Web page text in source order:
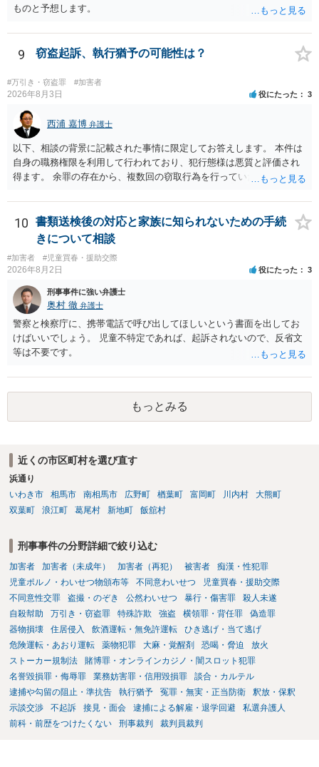
ものと予想します。
9 窃盗起訴、執行猶予の可能性は？
#万引き・窃盗罪 #加害者
2026年8月3日 役にたった 3
西浦 嘉博 弁護士
以下、相談の背景に記載された事情に限定してお答えします。 本件は
自身の職務権限を利用して行われており、犯行態様は悪質と評価され
得ます。 余罪の存在から、複数回の窃取行為を行っていたことも悪質
ると思われます。 他方、余罪を含めた全額を弁済していることは、被
害者の経済的損害の回復として有利に斟酌されます。 また、前科前歴
を有しないことも、規範意識が鈍磨しきっているとまでは言えず、有
利な点です。 その他、家族の監督等の情状証拠を適切に提出すること
で、私見ですが、執行猶予判決を視野に入れることが可能な事案と思
われます。 上記、一つの意見として参考ください。
10
書類送検後の対応と家族に知られないための手続
きについて相談
#加害者 #児童買春・援助交際
2026年8月2日 役にたった 3
刑事事件に強い弁護士
奥村 徹 弁護士
警察と検察庁に、携帯電話で呼び出してほしいという書面を出してお
けばいいでしょう。 児童不特定であれば、起訴されないので、反省文
等は不要です。
もっとみる
近くの市区町村を選び直す
浜通り
いわき市
相馬市 南相馬市 広野町 楢葉町 富岡町 川内村
大熊町
双葉町
浪江町 葛尾村 新地町 飯舘村
刑事事件の分野詳細で絞り込む
加害者 加害者（未成年） 加害者（再犯） 被害者
痴漢・性犯罪
児童ポルノ・わいせつ物頒布等
不同意わいせつ
児童買春・援助交際
不同意性交罪
盗撮・のぞき 公然わいせつ 暴行・傷害罪
殺人未遂
自殺幇助
万引き・窃盗罪 特殊詐欺 強盗 横領罪・背任罪
偽造罪
器物損壊
住居侵入 飲酒運転・無免許運転
ひき逃げ・当て逃げ
危険運転・あおり運転
薬物犯罪 大麻・覚醒剤 恐喝・脅迫
放火
ストーカー規制法
賭博罪・オンラインカジノ・闇スロット犯罪
名誉毀損罪・侮辱罪
業務妨害罪・信用毀損罪
談合・カルテル
逮捕や勾留の阻止・準抗告
執行猶予 冤罪・無実・正当防衛
釈放・保釈
示談交渉
不起訴 接見・面会 逮捕による解雇・退学回避
私選弁護人
前科・前歴をつけたくない
刑事裁判 裁判員裁判